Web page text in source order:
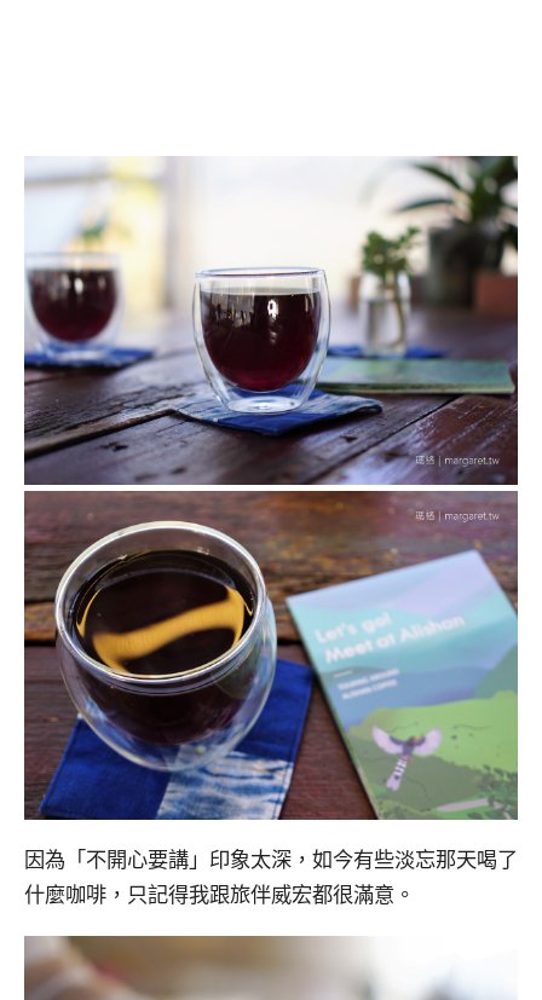
因為「不開心要講」印象太深，如今有些淡忘那天喝了
什麼咖啡，只記得我跟旅伴威宏都很滿意。